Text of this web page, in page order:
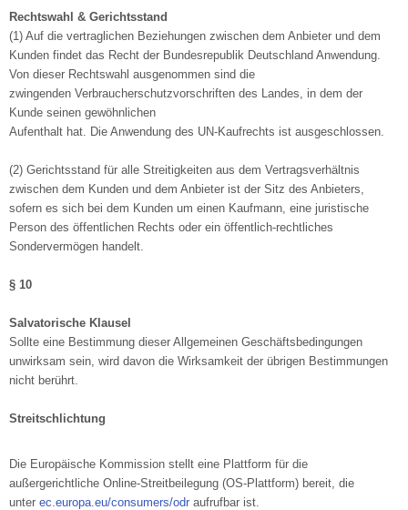
Rechtswahl & Gerichtsstand
(1) Auf die vertraglichen Beziehungen zwischen dem Anbieter und dem
Kunden findet das Recht der Bundesrepublik Deutschland Anwendung.
Von dieser Rechtswahl ausgenommen sind die
zwingenden Verbraucherschutzvorschriften des Landes, in dem der
Kunde seinen gewöhnlichen
Aufenthalt hat. Die Anwendung des UN-Kaufrechts ist ausgeschlossen.
(2) Gerichtsstand für alle Streitigkeiten aus dem Vertragsverhältnis
zwischen dem Kunden und dem Anbieter ist der Sitz des Anbieters,
sofern es sich bei dem Kunden um einen Kaufmann, eine juristische
Person des öffentlichen Rechts oder ein öffentlich-rechtliches
Sondervermögen handelt.
§ 10
Salvatorische Klausel
Sollte eine Bestimmung dieser Allgemeinen Geschäftsbedingungen
unwirksam sein, wird davon die Wirksamkeit der übrigen Bestimmungen
nicht berührt.
Streitschlichtung
Die Europäische Kommission stellt eine Plattform für die
außergerichtliche Online-Streitbeilegung (OS-Plattform) bereit, die
unter ec.europa.eu/consumers/odr aufrufbar ist.